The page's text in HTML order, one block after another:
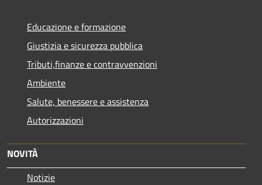
Educazione e formazione
Giustizia e sicurezza pubblica
Tributi,finanze e contravvenzioni
Ambiente
Salute, benessere e assistenza
Autorizzazioni
NOVITÀ
Notizie